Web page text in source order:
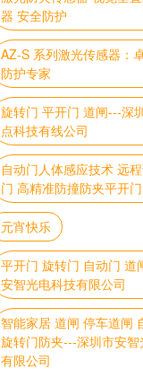
器 安全防护
AZ-S 系列激光传感器：
防护专家
旋转门 平开门 道闸---深
点科技有线公司
自动门人体感应技术 远
门 高精准防撞防夹平开门
元宵快乐
平开门 旋转门 自动门 道
安智光电科技有限公司
智能家居 道闸 停车道闸
旋转门防夹---深圳市安
有限公司